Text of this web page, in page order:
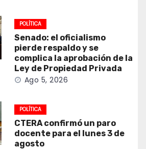
POLÍTICA
Senado: el oficialismo
pierde respaldo y se
complica la aprobación de la
Ley de Propiedad Privada
Ago 5, 2026
POLÍTICA
CTERA confirmó un paro
docente para el lunes 3 de
agosto